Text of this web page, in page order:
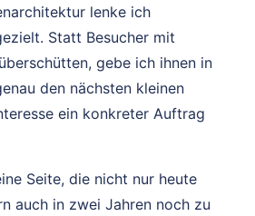
lenke ich
Statt Besucher mit
gebe ich ihnen in
den nächsten kleinen
ein konkreter Auftrag
Seite, die nicht nur heute
auch in zwei Jahren noch zu